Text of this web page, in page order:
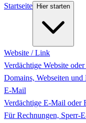
Startseite Hier starten
Website / Link
Verdächtige Website
Domains, Webseiten und
E-Mail
Verdächtige E-Mail oder
Für Rechnungen, Sperr-